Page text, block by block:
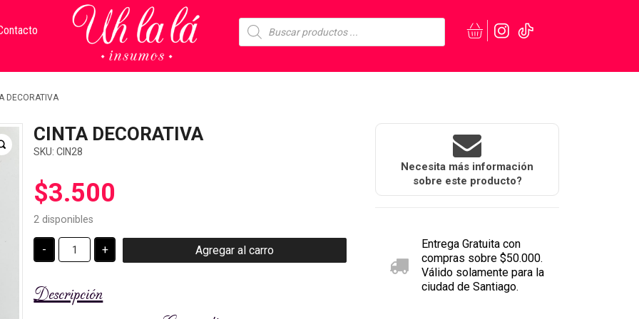
Búsqueda
de
productos
DECORATIVA
CINTA DECORATIVA
SKU:CIN28
$3.500
2 disponibles
-
CINTA
DECORATIVA
cantidad
+ Agregar al carro
Descripción
Necesita más información
sobre este producto?
Entrega Gratuita con
compras sobre $50.000.
Válido solamente para la
ciudad de Santiago.